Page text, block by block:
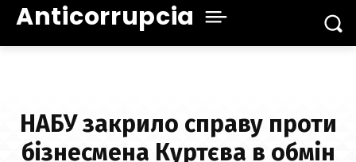
Anticorrupcia
НАБУ закрило справу проти
бізнесмена Куртєва в обмін